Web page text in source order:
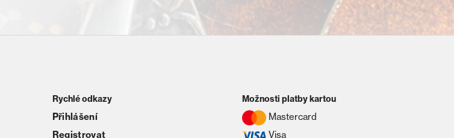
Rychlé odkazy
Přihlášení
Registrovat
Možnosti platby kartou
Mastercard
Visa